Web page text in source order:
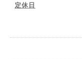
定休日